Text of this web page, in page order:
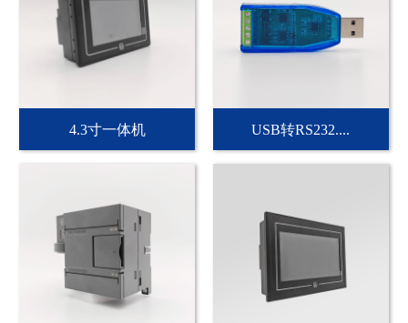
4.3寸一体机 USB转RS232....